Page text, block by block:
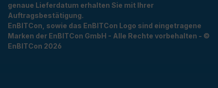
genaue Lieferdatum erhalten Sie mit Ihrer
Auftragsbestätigung.
EnBITCon, sowie das EnBITCon Logo sind eingetragene
Marken der EnBITCon GmbH - Alle Rechte vorbehalten - ©
EnBITCon 2026